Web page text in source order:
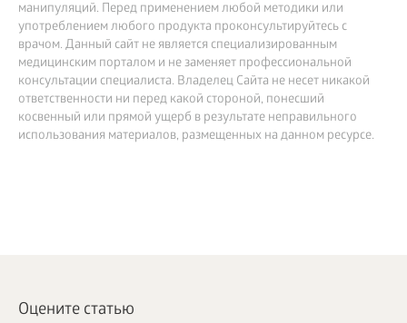
манипуляций. Перед применением любой методики или
употреблением любого продукта проконсультируйтесь с
врачом. Данный сайт не является специализированным
медицинским порталом и не заменяет профессиональной
консультации специалиста. Владелец Сайта не несет никакой
ответственности ни перед какой стороной, понесший
косвенный или прямой ущерб в результате неправильного
использования материалов, размещенных на данном ресурсе.
Оцените статью